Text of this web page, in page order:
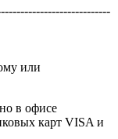
или
в офисе
карт VISA и